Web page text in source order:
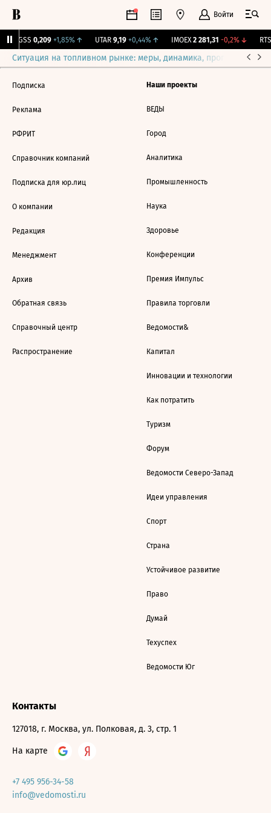
Войти
RGSS 0,209 +1,85%↑ UTAR 9,19 +0,44%↑ IMOEX 2 281,31 -0,2%↓ RTSI
Ситуация на топливном рынке: меры, динамика, прогнозы
Подписка
Реклама
РФРИТ
Справочник компаний
Подписка для юр.лиц
О компании
Редакция
Менеджмент
Архив
Обратная связь
Справочный центр
Распространение
Наши проекты
ВЕДЫ
Город
Аналитика
Промышленность
Наука
Здоровье
Конференции
Премия Импульс
Правила торговли
Ведомости&
Капитал
Инновации и технологии
Как потратить
Туризм
Форум
Ведомости Северо-Запад
Идеи управления
Спорт
Страна
Устойчивое развитие
Право
Думай
Техуспех
Ведомости Юг
Контакты
127018, г. Москва, ул. Полковая, д. 3, стр. 1
На карте
+7 495 956-34-58
info@vedomosti.ru